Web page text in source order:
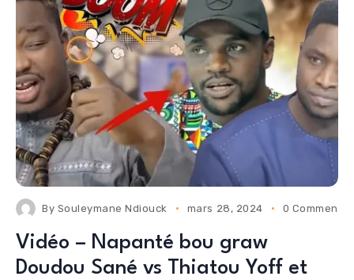
By Souleymane Ndiouck mars 28, 2024 0 Comments
Vidéo – Napanté bou graw
Doudou Sané vs Thiatou Yoff et